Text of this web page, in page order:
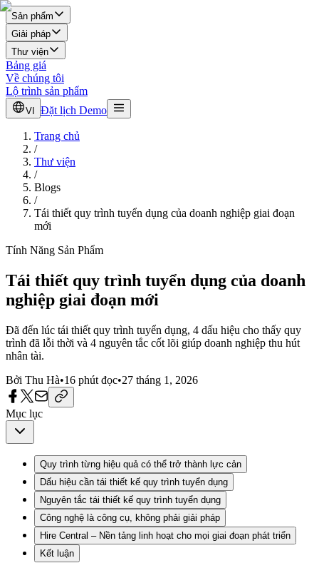
Sản phẩm
Giải pháp
Thư viện
Bảng giá
Về chúng tôi
Lộ trình sản phẩm
VI Đặt lịch Demo
Trang chủ
/
Thư viện
/
Blogs
/
Tái thiết quy trình tuyển dụng của doanh nghiệp giai đoạn
mới
Tính Năng Sản Phẩm
Tái thiết quy trình tuyển dụng của doanh
nghiệp giai đoạn mới
Đã đến lúc tái thiết quy trình tuyển dụng, 4 dấu hiệu cho thấy quy
trình đã lỗi thời và 4 nguyên tắc cốt lõi giúp doanh nghiệp thu hút
nhân tài.
Bởi Thu Hà•16 phút đọc•27 tháng 1, 2026
Mục lục
Quy trình từng hiệu quả có thể trở thành lực cản
Dấu hiệu cần tái thiết kế quy trình tuyển dụng
Nguyên tắc tái thiết kế quy trình tuyển dụng
Công nghệ là công cụ, không phải giải pháp
Hire Central – Nền tảng linh hoạt cho mọi giai đoạn phát triển
Kết luận